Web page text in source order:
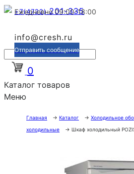
+7(4722)201-335
Ежедневно 09:00-18:00
info@cresh.ru
Отправить сообщение
0
Каталог товаров
Меню
Главная → Каталог → Холодильное
холодильные
→ Шкаф холодильный